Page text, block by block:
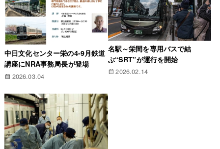
中日文化センター栄の4-9月鉄道
講座にNRA事務局長が登場
2026.03.04
名駅～栄間を専用バスで結
ぶ“SRT”が運行を開始
2026.02.14